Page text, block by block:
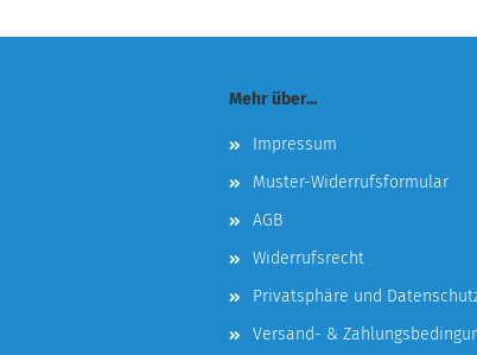
Mehr über...
Impressum
Muster-Widerrufsformular
AGB
Widerrufsrecht
Privatsphäre und
Versand- &